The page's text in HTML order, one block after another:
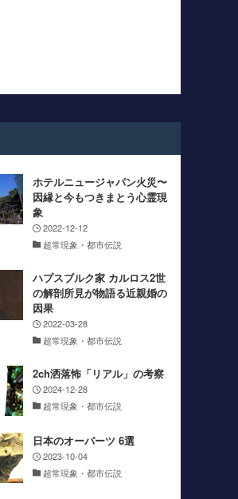
ホテルニュージャパン火災〜
因縁と今もつきまとう心霊現
象
2022-12-12
超常現象・都市伝説
ハプスブルク家 カルロス2世
の解剖所見が物語る近親婚の
因果
2022-03-28
超常現象・都市伝説
2ch洒落怖「リアル」の考察
2024-12-28
超常現象・都市伝説
日本のオーパーツ 6選
2023-10-04
超常現象・都市伝説